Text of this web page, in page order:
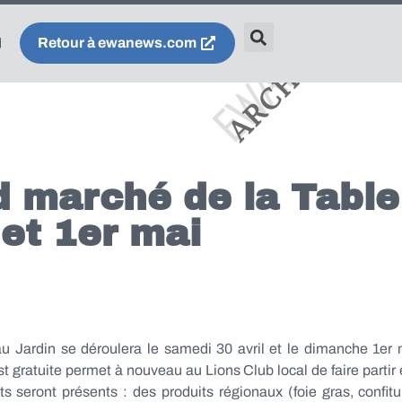
Retour à ewanews.com
marché de la
1er mai
Jardin se déroulera le samedi 30 avril et le dimanche 1er
gratuite permet à nouveau au Lions Club local de faire partir
seront présents : des produits régionaux (foie gras,